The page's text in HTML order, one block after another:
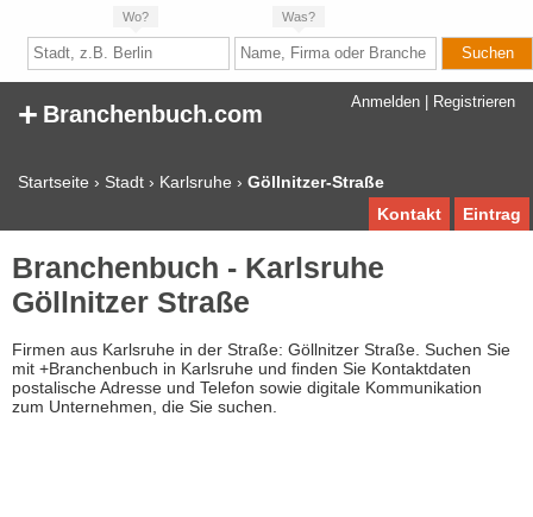
Wo? Was?
Anmelden Registrieren
+ Branchenbuch.com
Startseite › Stadt › Karlsruhe › Göllnitzer-Straße
Eintrag
Kontakt
Branchenbuch - Karlsruhe
Göllnitzer Straße
Firmen aus Karlsruhe in der Straße: Göllnitzer Straße. Suchen Sie
mit +Branchenbuch in Karlsruhe und finden Sie Kontaktdaten
postalische Adresse und Telefon sowie digitale Kommunikation
zum Unternehmen, die Sie suchen.